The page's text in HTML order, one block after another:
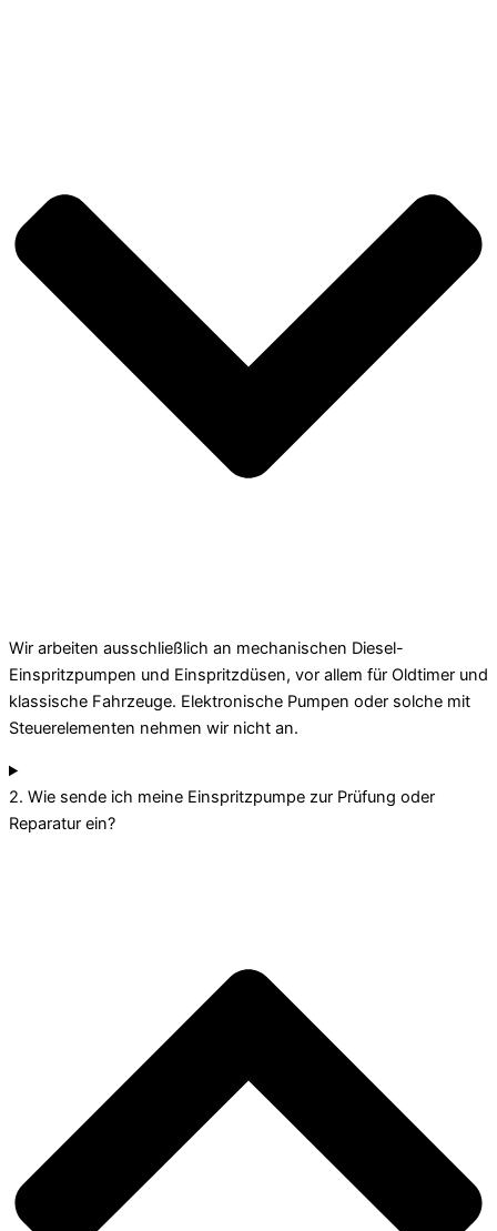
Wir arbeiten ausschließlich an mechanischen Diesel-
Einspritzpumpen und Einspritzdüsen, vor allem für Oldtimer und
klassische Fahrzeuge. Elektronische Pumpen oder solche mit
Steuerelementen nehmen wir nicht an.
2. Wie sende ich meine Einspritzpumpe zur Prüfung oder
Reparatur ein?